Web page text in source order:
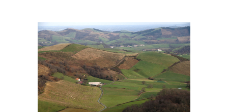
HARRERA
LURZAINDIA
GURE ALDE EGIN!
BERRIAK
KONTAKTUA